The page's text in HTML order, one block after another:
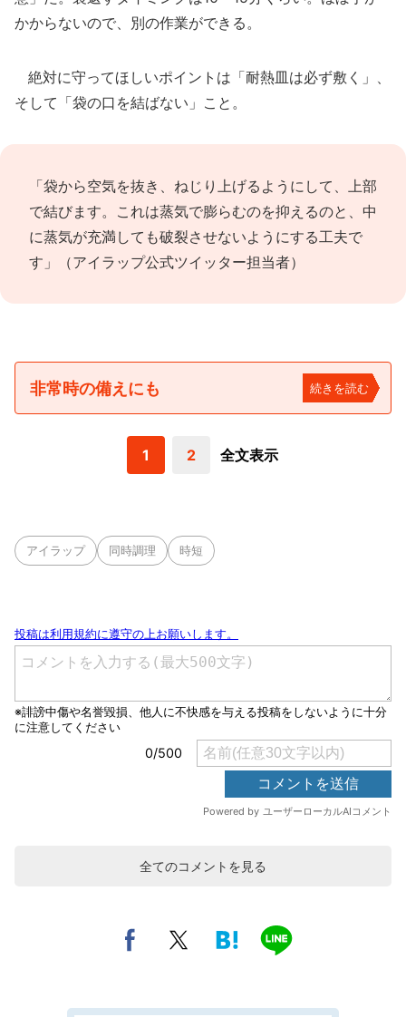
かからないので、別の作業ができる。
絶対に守ってほしいポイントは「耐熱皿は必ず敷く」、
そして「袋の口を結ばない」こと。
「袋から空気を抜き、ねじり上げるようにして、上部
で結びます。これは蒸気で膨らむのを抑えるのと、中
に蒸気が充満しても破裂させないようにする工夫で
す」（アイラップ公式ツイッター担当者）
非常時の備えにも 続きを読む
1 2 全文表示
アイラップ 同時調理 時短
全てのコメントを見る